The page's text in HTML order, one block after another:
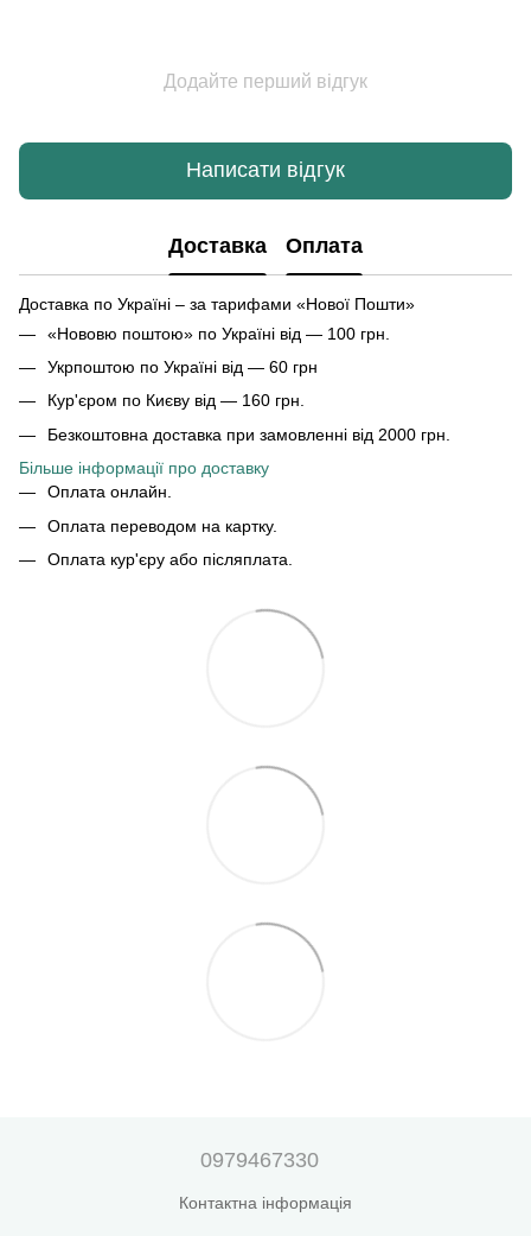
Додайте перший відгук
Написати відгук
Доставка Оплата
Доставка по Україні – за тарифами «Нової Пошти»
«Нововю поштою» по Україні від — 100 грн.
Укрпоштою по Україні від — 60 грн
Кур'єром по Києву від — 160 грн.
Безкоштовна доставка при замовленні від 2000 грн.
Більше інформації про доставку
Оплата онлайн.
Оплата переводом на картку.
Оплата кур'єру або післяплата.
0979467330
Контактна інформація